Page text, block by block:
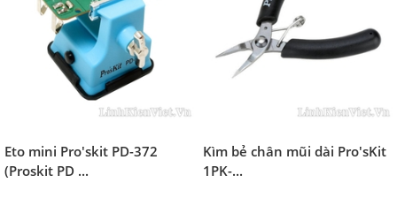
Eto mini Pro'skit PD-372
(Proskit PD ...
Kìm bẻ chân mũi dài Pro'sKit
1PK-...